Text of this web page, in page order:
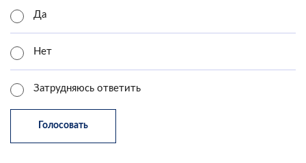
Да
Нет
Затрудняюсь ответить